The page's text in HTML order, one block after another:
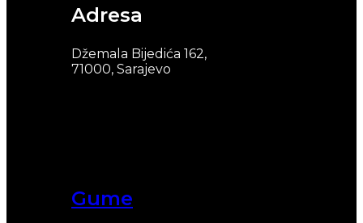
Gume
Adresa
Džemala Bijedića 162,
71000, Sarajevo